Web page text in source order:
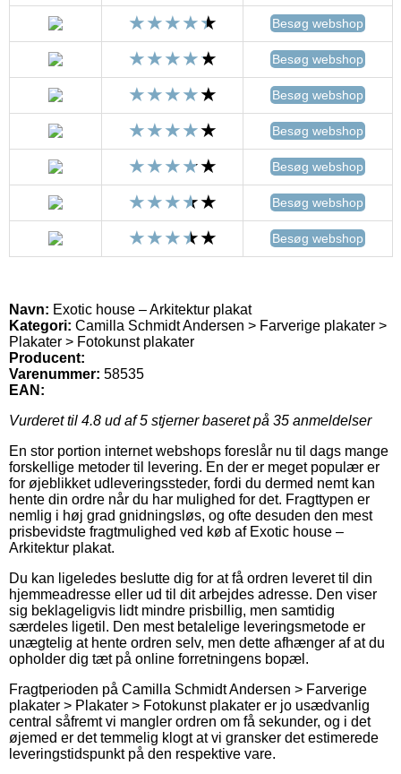
Besøg webshop
Besøg webshop
Besøg webshop
Besøg webshop
Besøg webshop
Besøg webshop
Besøg webshop
Navn: Exotic house – Arkitektur plakat
Kategori: Camilla Schmidt Andersen > Farverige plakater >
Plakater > Fotokunst plakater
Producent:
Varenummer: 58535
EAN:
Vurderet til 4.8 ud af 5 stjerner baseret på 35 anmeldelser
En stor portion internet webshops foreslår nu til dags mange
forskellige metoder til levering. En der er meget populær er
for øjeblikket udleveringssteder, fordi du dermed nemt kan
hente din ordre når du har mulighed for det. Fragttypen er
nemlig i høj grad gnidningsløs, og ofte desuden den mest
prisbevidste fragtmulighed ved køb af Exotic house –
Arkitektur plakat.
Du kan ligeledes beslutte dig for at få ordren leveret til din
hjemmeadresse eller ud til dit arbejdes adresse. Den viser
sig beklageligvis lidt mindre prisbillig, men samtidig
særdeles ligetil. Den mest betalelige leveringsmetode er
unægtelig at hente ordren selv, men dette afhænger af at du
opholder dig tæt på online forretningens bopæl.
Fragtperioden på Camilla Schmidt Andersen > Farverige
plakater > Plakater > Fotokunst plakater er jo usædvanlig
central såfremt vi mangler ordren om få sekunder, og i det
øjemed er det temmelig klogt at vi gransker det estimerede
leveringstidspunkt på den respektive vare.